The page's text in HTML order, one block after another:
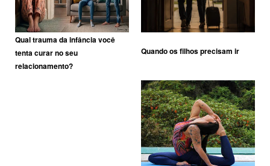
Qual trauma da infância você
tenta curar no seu
relacionamento?
Quando os filhos precisam ir